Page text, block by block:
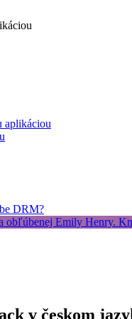
aplikáciou
DRM?
v českom